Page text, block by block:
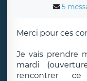
5
Merci pour ces
Je vais prendre
mardi
rencontrer